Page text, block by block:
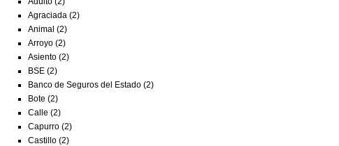
Agraciada (2)
Animal (2)
Arroyo (2)
Asiento (2)
BSE (2)
Banco de Seguros del Estado (2)
Bote (2)
Calle (2)
Capurro (2)
Castillo (2)